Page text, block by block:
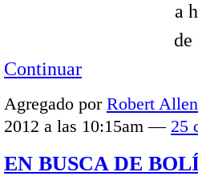
a
de
Continuar
Agregado por Robert
2012 a las 10:15am — 25
EN BUSCA DE